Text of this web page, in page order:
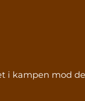
i kampen mod